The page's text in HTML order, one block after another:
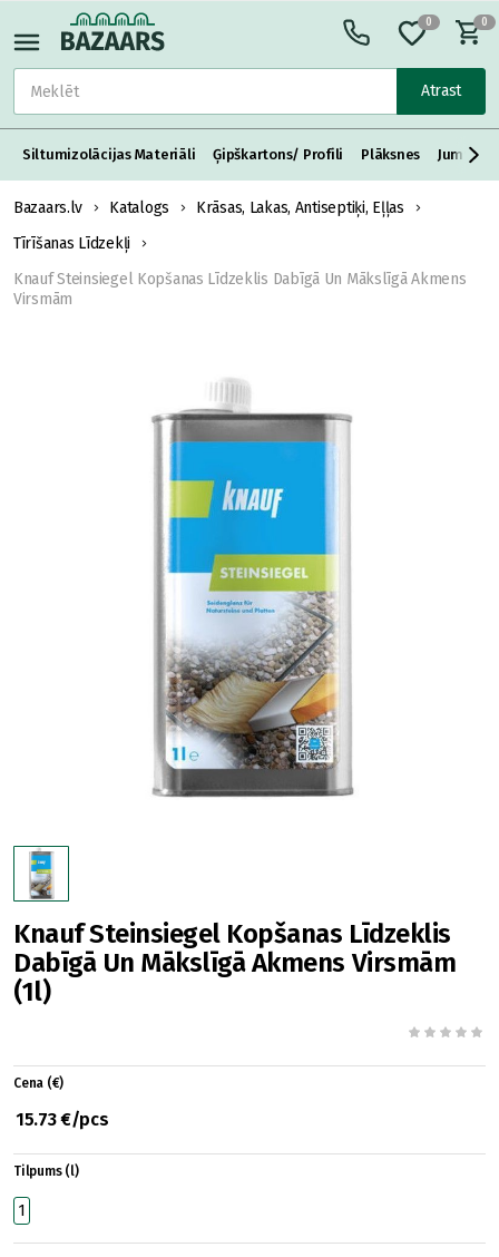
Atrast
0 0
Siltumizolācijas Materiāli Ģipškartons/ Profili Plāksnes Jumta
Bazaars.lv Katalogs
Krāsas, Lakas, Antiseptiķi, Eļļas
Tīrīšanas Līdzekļi
Knauf Steinsiegel Kopšanas Līdzeklis Dabīgā Un Mākslīgā Akmens
Virsmām
Knauf Steinsiegel Kopšanas Līdzeklis
Dabīgā Un Mākslīgā Akmens Virsmām
(1l)
Cena (€)
15.73 €/pcs
Tilpums (l)
1